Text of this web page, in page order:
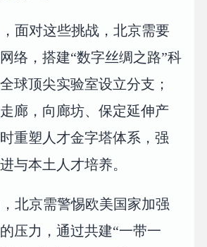
面对这些挑战，北京需要
络，搭建“数字丝绸之路”科
球顶尖实验室设立分支；
廊，向廊坊、保定延伸产
重塑人才金字塔体系，强
与本土人才培养。
北京需警惕欧美国家加强
压力，通过共建“一带一